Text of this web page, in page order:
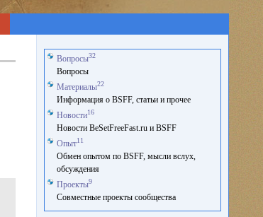
Вопросы32
Вопросы
Материалы22
Информация о BSFF, статьи и прочее
Новости16
Новости BeSetFreeFast.ru и BSFF
Опыт11
Обмен опытом по BSFF, мысли вслух,
обсуждения
Проекты9
Совместные проекты сообщества